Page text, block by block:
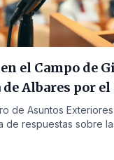
el Campo de
Albares por el
de Asuntos
de respuestas sobre